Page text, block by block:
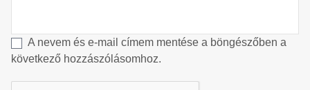
A nevem és e-mail címem mentése a böngészőben a
következő hozzászólásomhoz.